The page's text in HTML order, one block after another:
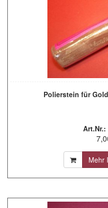
Polierstein für
Mehr